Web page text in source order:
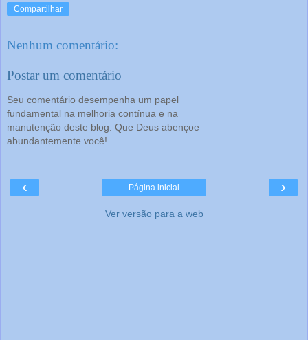
Compartilhar
Nenhum comentário:
Postar um comentário
Seu comentário desempenha um papel
fundamental na melhoria contínua e na
manutenção deste blog. Que Deus abençoe
abundantemente você!
‹ ›
Página inicial
Ver versão para a web